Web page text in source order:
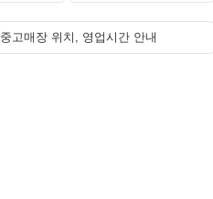
중고매장 위치, 영업시간 안내